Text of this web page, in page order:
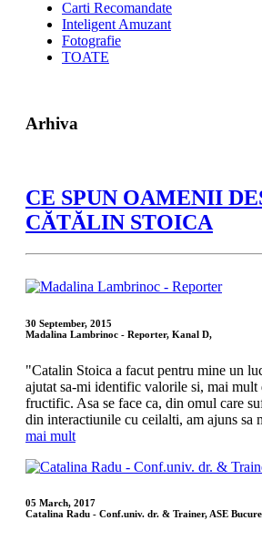
Carti Recomandate
Inteligent Amuzant
Fotografie
TOATE
Arhiva
CE SPUN OAMENII
CĂTĂLIN STOICA
30 September, 2015
Madalina Lambrinoc - Reporter, Kanal D,
"Catalin Stoica a facut pentru mine un
ajutat sa-mi identific valorile si, mai mult
fructific. Asa se face ca, din omul care
din interactiunile cu ceilalti, am ajuns sa
mai mult
05 March, 2017
Catalina Radu - Conf.univ. dr. & Trainer, ASE